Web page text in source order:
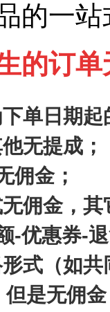
的一
的订单
单日期
无提成；
佣金；
佣金，
-优惠券-
式（如
是无佣